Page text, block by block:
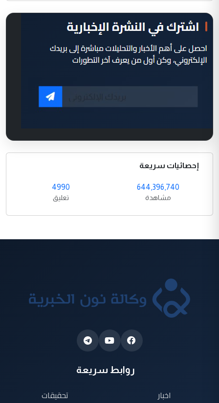
إحصائيات سريعة
644,396,740
مشاهدة
4990
تعليق
روابط سريعة
اخبار
تحقيقات